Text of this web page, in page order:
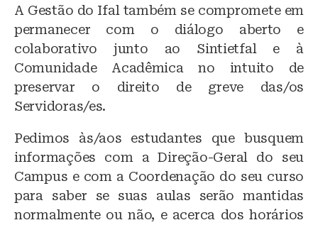
A Gestão do Ifal também se compromete em
permanecer com o diálogo aberto e
colaborativo junto ao Sintietfal e à
Comunidade Acadêmica no intuito de
preservar o direito de greve das/os
Servidoras/es.
Pedimos às/aos estudantes que busquem
informações com a Direção-Geral do seu
Campus e com a Coordenação do seu curso
para saber se suas aulas serão mantidas
normalmente ou não, e acerca dos horários